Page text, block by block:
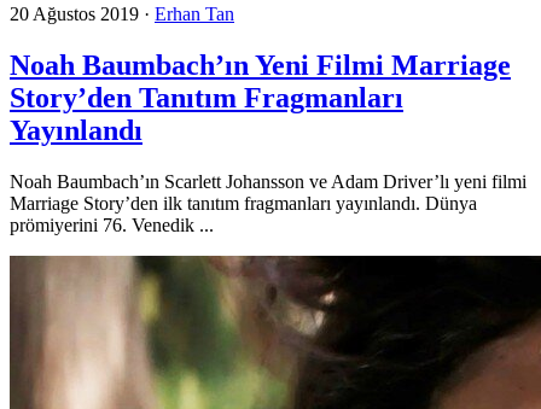
20 Ağustos 2019 · Erhan Tan
Noah Baumbach’ın Yeni Filmi Marriage
Story’den Tanıtım Fragmanları
Yayınlandı
Noah Baumbach’ın Scarlett Johansson ve Adam Driver’lı yeni filmi
Marriage Story’den ilk tanıtım fragmanları yayınlandı. Dünya
prömiyerini 76. Venedik ...